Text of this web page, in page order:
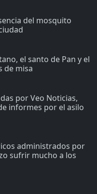
del mosquito
el santo de Pan y el
de misa
por Veo Noticias,
informes por el asilo
administrados por
sufrir mucho a los